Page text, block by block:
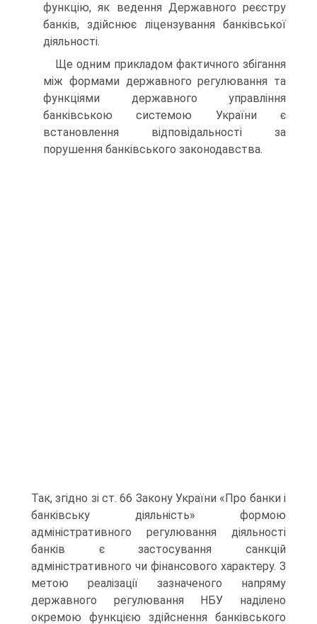
функцію, як ведення Державного реєстру
банків, здійснює ліцензування банківської
діяльності.
Ще одним прикладом фактичного збігання
між формами державного регулювання та
функціями державного управління
банківською системою України є
встановлення відповідальності за
порушення банківського законодавства.
Так, згідно зі ст. 66 Закону України «Про банки і
банківську діяльність» формою
адміністративного регулювання діяльності
банків є застосування санкцій
адміністративного чи фінансового характеру. З
метою реалізації зазначеного напряму
державного регулювання НБУ наділено
окремою функцією здійснення банківського